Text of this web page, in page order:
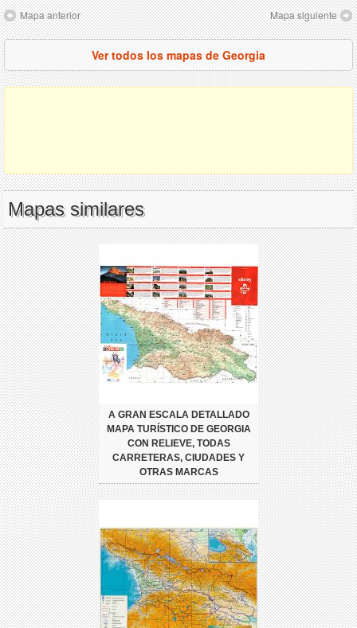
Mapa anterior Mapa siguiente
Ver todos los mapas de Georgia
Mapas similares
A GRAN ESCALA DETALLADO
MAPA TURÍSTICO DE GEORGIA
CON RELIEVE, TODAS
CARRETERAS, CIUDADES Y
OTRAS MARCAS